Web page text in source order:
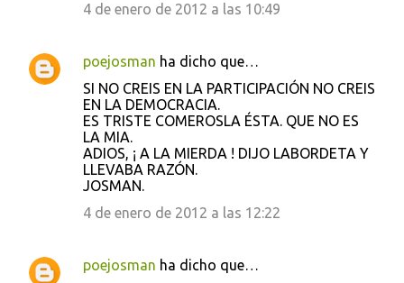
4 de enero de 2012 a las 10:49
poejosman ha dicho que…
SI NO CREIS EN LA PARTICIPACIÓN NO CREIS
EN LA DEMOCRACIA.
ES TRISTE COMEROSLA ÉSTA. QUE NO ES
LA MIA.
ADIOS, ¡ A LA MIERDA ! DIJO LABORDETA Y
LLEVABA RAZÓN.
JOSMAN.
4 de enero de 2012 a las 12:22
poejosman ha dicho que…